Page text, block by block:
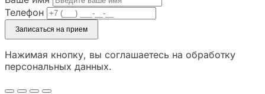
Телефон
Записаться на прием
Нажимая кнопку, вы соглашаетесь на обработку
персональных данных.